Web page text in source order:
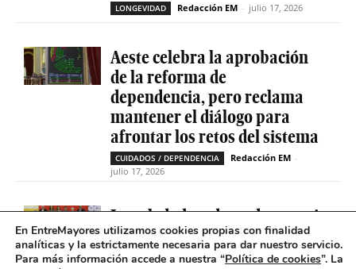
LONGEVIDAD Redacción EM - julio 17, 2026
Aeste celebra la aprobación
de la reforma de
dependencia, pero reclama
mantener el diálogo para
afrontar los retos del sistema
CUIDADOS / DEPENDENCIA Redacción EM -
julio 17, 2026
La soledad no deseada es casi
cinco veces superior entre
personas que tienen
En EntreMayores utilizamos cookies propias con finalidad
analíticas y la estrictamente necesaria para dar nuestro servicio.
Para más información accede a nuestra “Política de cookies”. La